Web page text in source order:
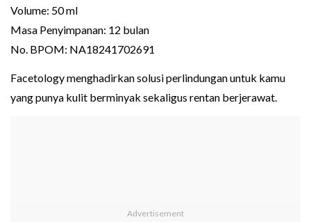
Volume: 50 ml
Masa Penyimpanan: 12 bulan
No. BPOM: NA18241702691
Facetology menghadirkan solusi perlindungan untuk kamu
yang punya kulit berminyak sekaligus rentan berjerawat.